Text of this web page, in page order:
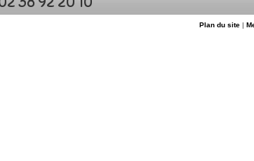
Plan du site|